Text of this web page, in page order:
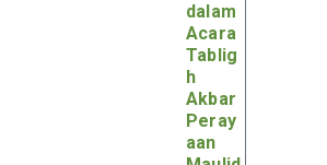
dalam
Acara
Tablig
h
Akbar
Peray
aan